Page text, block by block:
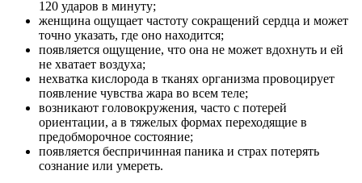
120 ударов в минуту;
женщина ощущает частоту сокращений сердца и может
точно указать, где оно находится;
появляется ощущение, что она не может вдохнуть и ей
не хватает воздуха;
нехватка кислорода в тканях организма провоцирует
появление чувства жара во всем теле;
возникают головокружения, часто с потерей
ориентации, а в тяжелых формах переходящие в
предобморочное состояние;
появляется беспричинная паника и страх потерять
сознание или умереть.